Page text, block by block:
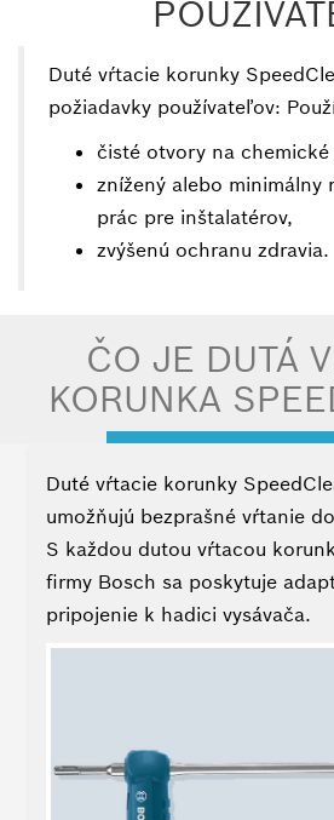
používa?
odsávanie
prachu?
SpeedClean
štandardný
vrták
Aký
typ
prác
vykonávať?
Výhody
Prečo
Duté vŕtacie korunky
požiadavky používateľov:
čisté otvory na
znížený alebo minimálny
prác pre inštalatérov,
zvýšenú ochranu zdravia.
ČO JE DUTÁ
KORUNKA
Duté vŕtacie korunky
umožňujú bezprašné vŕtanie
S každou dutou vŕtacou
firmy Bosch sa poskytuje
pripojenie k hadici vysávača.